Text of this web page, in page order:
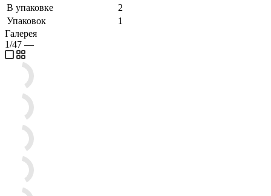
В упаковке
2
Упаковок
1
Галерея
1/47 —